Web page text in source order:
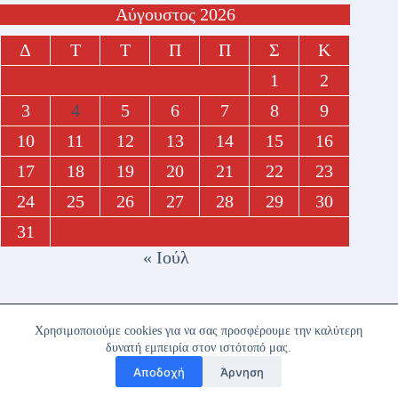
Χρησιμοποιούμε cookies για να σας προσφέρουμε την καλύτερη
δυνατή εμπειρία στον ιστότοπό μας.
Αποδοχή Άρνηση
Αύγουστος 2026
Δ
Τ Τ Π Π Σ
Κ
1
2
3
4 5 6 7 8
9
10
11 12 13 14 15
16
17
18 19 20 21 22
23
24
25 26 27 28 29
30
31
« Ιούλ
ΟΡΟΙ ΧΡΗΣΗΣ